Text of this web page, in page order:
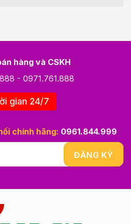
hàng và CSKH
- 0971.761.888
gian 24/7
chính hãng: 0961.844.999